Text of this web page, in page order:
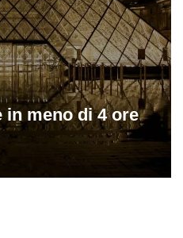
meno di 4 ore